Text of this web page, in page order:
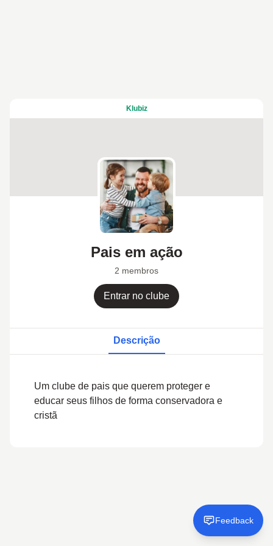
Klubiz
Pais em ação
2 membros
Entrar no clube
Descrição
Um clube de pais que querem proteger e
educar seus filhos de forma conservadora e
cristã
Feedback